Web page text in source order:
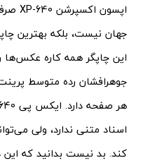
جهان نیست، بلکه
این چاپگر همه کاره عکس‌ها
جوهرافشان رده متوسط
اسناد متنی ندارد، ولی
کند. بد نیست بدانید که